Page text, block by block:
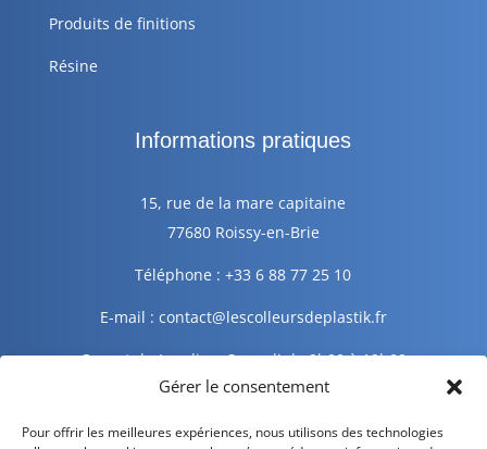
Gérer le consentement
Pour offrir les meilleures expériences, nous utilisons des technologies
Produits de finitions
Résine
Informations pratiques
15, rue de la mare capitaine
77680 Roissy-en-Brie
Téléphone : +33 6 88 77 25 10
E-mail : contact@lescolleursdeplastik.fr
Ouvert du Lundi au Samedi de 9h00 à 19h00
Informations légales